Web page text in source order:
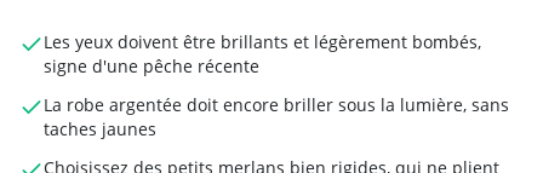
Les yeux doivent être brillants et légèrement bombés,
signe d'une pêche récente
La robe argentée doit encore briller sous la lumière, sans
taches jaunes
Choisissez des petits merlans bien rigides, qui ne plient